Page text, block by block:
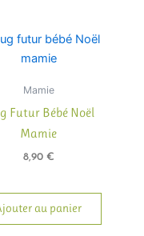
Mamie
Futur Bébé Noël
Mamie
8,90 €
au panier